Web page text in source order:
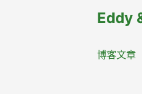
Eddy
博客文章